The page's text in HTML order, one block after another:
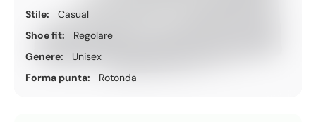
Stile:
Casual
Shoe fit:
Regolare
Genere:
Unisex
Forma punta:
Rotonda